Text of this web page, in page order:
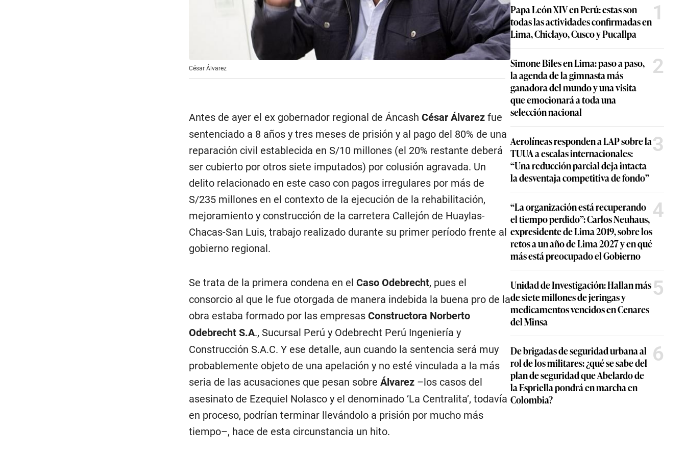
César Álvarez
Antes de ayer el ex gobernador regional de Áncash César Álvarez fue
sentenciado a 8 años y tres meses de prisión y al pago del 80% de una
reparación civil establecida en S/10 millones (el 20% restante deberá
ser cubierto por otros siete imputados) por colusión agravada. Un
delito relacionado en este caso con pagos irregulares por más de
S/235 millones en el contexto de la ejecución de la rehabilitación,
mejoramiento y construcción de la carretera Callejón de Huaylas-
Chacas-San Luis, trabajo realizado durante su primer período frente al
gobierno regional.
Se trata de la primera condena en el Caso Odebrecht, pues el
consorcio al que le fue otorgada de manera indebida la buena pro de la
obra estaba formado por las empresas Constructora Norberto
Odebrecht S.A., Sucursal Perú y Odebrecht Perú Ingeniería y
Construcción S.A.C. Y ese detalle, aun cuando la sentencia será muy
probablemente objeto de una apelación y no esté vinculada a la más
seria de las acusaciones que pesan sobre Álvarez –los casos del
asesinato de Ezequiel Nolasco y el denominado ‘La Centralita’, todavía
en proceso, podrían terminar llevándolo a prisión por mucho más
tiempo–, hace de esta circunstancia un hito.
Papa León XIV en Perú: estas son
todas las actividades confirmadas en
Lima, Chiclayo, Cusco y Pucallpa
1
Simone Biles en Lima: paso a paso,
la agenda de la gimnasta más
ganadora del mundo y una visita
que emocionará a toda una
selección nacional
2
Aerolíneas responden a LAP sobre la
TUUA a escalas internacionales:
“Una reducción parcial deja intacta
la desventaja competitiva de fondo”
3
“La organización está recuperando
el tiempo perdido”: Carlos Neuhaus,
expresidente de Lima 2019, sobre los
retos a un año de Lima 2027 y en qué
más está preocupado el Gobierno
4
Unidad de Investigación: Hallan más
de siete millones de jeringas y
medicamentos vencidos en Cenares
del Minsa
5
De brigadas de seguridad urbana al
rol de los militares: ¿qué se sabe del
plan de seguridad que Abelardo de
la Espriella pondrá en marcha en
Colombia?
6